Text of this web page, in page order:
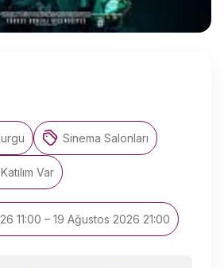
Sinema Salonları
Katılım Var
11:00 – 19 Ağustos 2026 21:00